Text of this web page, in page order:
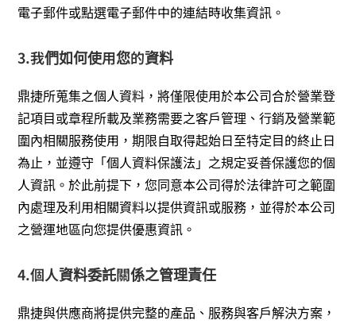
電子郵件或點選電子郵件中的連結時收集資訊。
3.我們如何使用您的資料
鼎捷所蒐集之個人資料，將僅限使用於本公司合於營業登
記項目或章程所載及業務需要之客戶管理、行銷及營業範
圍內相關服務使用，期限自取得起始日至特定目的終止日
為止，並遵守「個人資料保護法」之規定妥善保護您的個
人資訊。於此前提下，您同意本公司得於法律許可之範圍
內處理及利用相關資料以提供資訊或服務，並得於本公司
之營運地區向您提供優惠資訊。
4.個人資料委託關係之管理責任
鼎捷與供應商將提供完整的產品、服務與客戶解決方案，